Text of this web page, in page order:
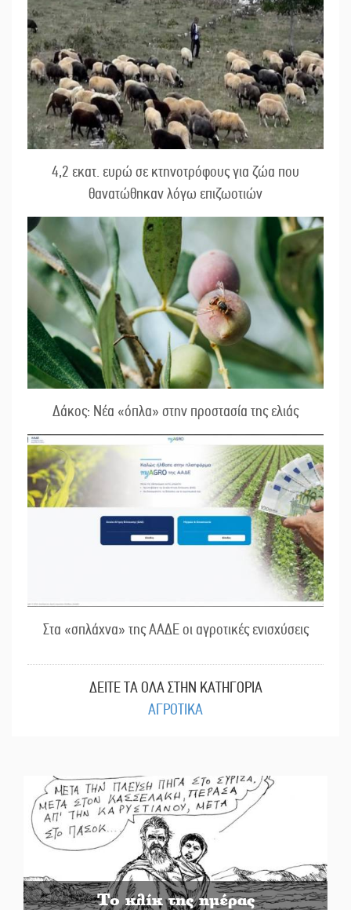
4,2 εκατ. ευρώ σε κτηνοτρόφους για ζώα που
θανατώθηκαν λόγω επιζωοτιών
Δάκος: Νέα «όπλα» στην προστασία της ελιάς
Στα «σπλάχνα» της ΑΑΔΕ οι αγροτικές ενισχύσεις
ΔΕΙΤΕ ΤΑ ΟΛΑ ΣΤΗΝ ΚΑΤΗΓΟΡΙΑ
ΑΓΡΟΤΙΚΑ
Το κλίκ της ημέρας